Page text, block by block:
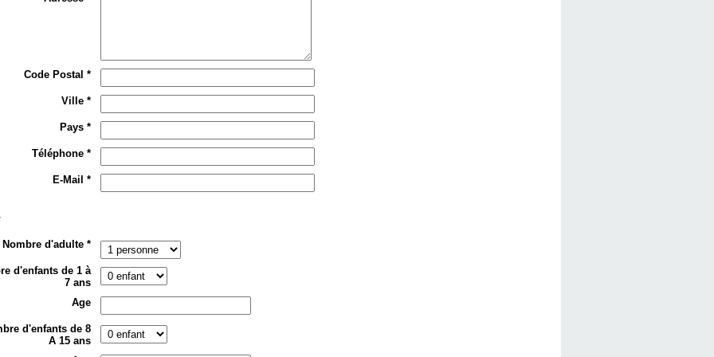
Code Postal *
Ville *
Pays *
Téléphone *
E-Mail *
Nombre d'adulte *
d'enfants de 1 à
7 ans
Age
d'enfants de 8
A 15 ans